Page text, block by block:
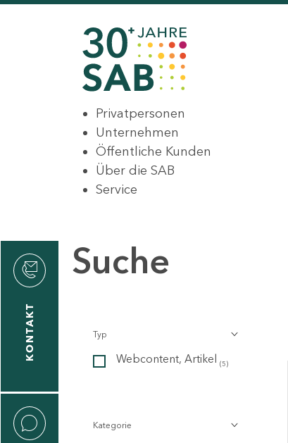
Privatpersonen
Unternehmen
Öffentliche Kunden
Über die SAB
Service
KONTAKT
Suche
Typ
Webcontent, Artikel (5)
Kategorie